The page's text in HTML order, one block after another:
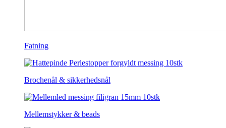
Fatning
Brochenål & sikkerhedsnål
Mellemstykker & beads